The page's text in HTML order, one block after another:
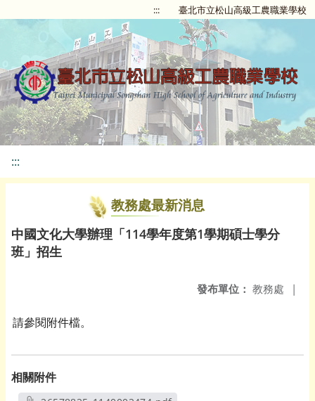
::: 臺北市立松山高級工農職業學校
:::
教務處最新消息
中國文化大學辦理「114學年度第1學期碩士學分
班」招生
發布單位： 教務處 |
請參閱附件檔。
相關附件